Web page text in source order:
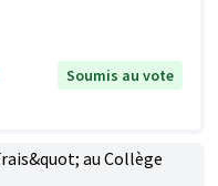
Soumis au vote